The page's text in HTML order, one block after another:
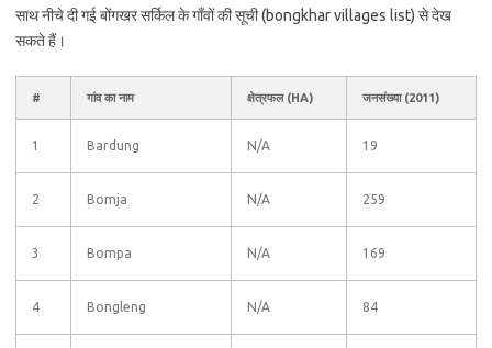
साथ नीचे दी गई बोंगखर सर्किल के गाँवों की सूची (bongkhar villages list) से देख
सकते हैं।
# गांव का नाम क्षेत्रफल (HA) जनसंख्या (2011)
1 Bardung N/A 19
2 Bomja N/A 259
3 Bompa N/A 169
4 Bongleng N/A 84